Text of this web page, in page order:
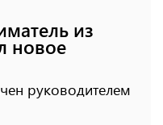
из
новое
руководителем